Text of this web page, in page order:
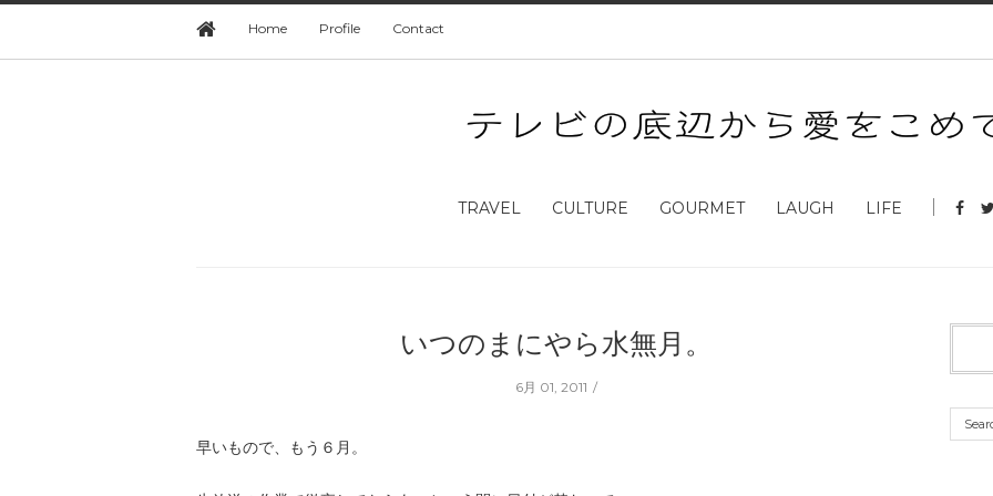
Home Profile Contact
TRAVEL CULTURE GOURMET LAUGH LIFE
いつのまにやら水無月。
6月 01, 2011
早いもので、もう６月。